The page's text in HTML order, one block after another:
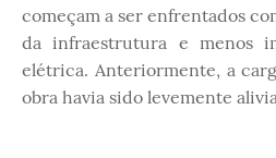
começam a ser enfrentados
da infraestrutura e menos
elétrica. Anteriormente, a
obra havia sido levemente